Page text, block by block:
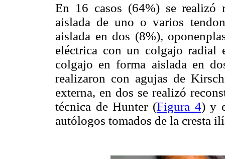
En 16 casos (64%) se realizó
aislada de uno o varios
aislada en dos (8%),
eléctrica con un colgajo radial
colgajo en forma aislada en
realizaron con agujas de
externa, en dos se realizó
técnica de Hunter (Figura 4) y
autólogos tomados de la cresta